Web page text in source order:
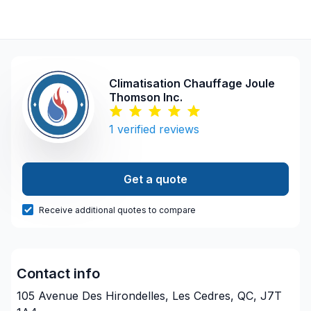
Climatisation Chauffage Joule
Thomson Inc.
1 verified reviews
Get a quote
Receive additional quotes to compare
Contact info
105 Avenue Des Hirondelles, Les Cedres, QC, J7T